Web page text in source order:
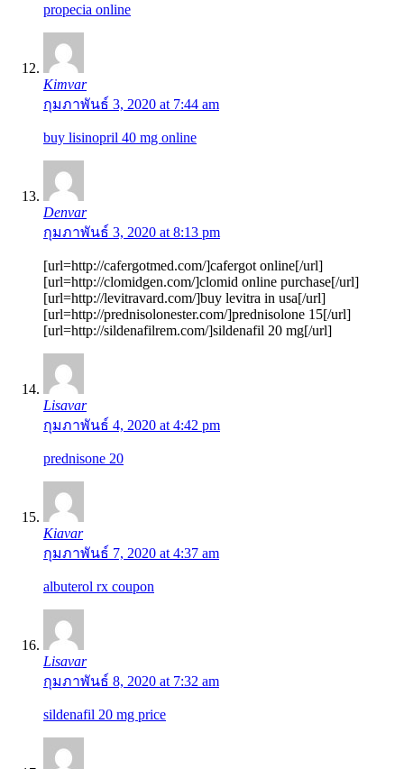
propecia online
Kimvar
กุมภาพันธ์ 3, 2020 at 7:44 am
buy lisinopril 40 mg online
Denvar
กุมภาพันธ์ 3, 2020 at 8:13 pm
[url=http://cafergotmed.com/]cafergot online[/url]
[url=http://clomidgen.com/]clomid online purchase[/url]
[url=http://levitravard.com/]buy levitra in usa[/url]
[url=http://prednisolonester.com/]prednisolone 15[/url]
[url=http://sildenafilrem.com/]sildenafil 20 mg[/url]
Lisavar
กุมภาพันธ์ 4, 2020 at 4:42 pm
prednisone 20
Kiavar
กุมภาพันธ์ 7, 2020 at 4:37 am
albuterol rx coupon
Lisavar
กุมภาพันธ์ 8, 2020 at 7:32 am
sildenafil 20 mg price